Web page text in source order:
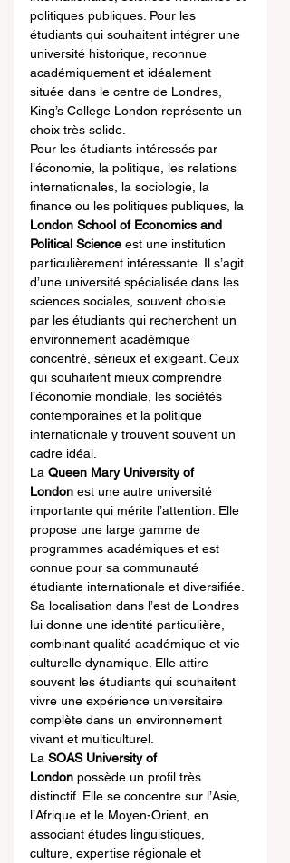
politiques publiques. Pour les
étudiants qui souhaitent intégrer une
université historique, reconnue
académiquement et idéalement
située dans le centre de Londres,
King’s College London représente un
choix très solide.
Pour les étudiants intéressés par
l’économie, la politique, les relations
internationales, la sociologie, la
finance ou les politiques publiques, la
London School of Economics and
Political Science est une institution
particulièrement intéressante. Il s’agit
d’une université spécialisée dans les
sciences sociales, souvent choisie
par les étudiants qui recherchent un
environnement académique
concentré, sérieux et exigeant. Ceux
qui souhaitent mieux comprendre
l’économie mondiale, les sociétés
contemporaines et la politique
internationale y trouvent souvent un
cadre idéal.
La Queen Mary University of
London est une autre université
importante qui mérite l’attention. Elle
propose une large gamme de
programmes académiques et est
connue pour sa communauté
étudiante internationale et diversifiée.
Sa localisation dans l’est de Londres
lui donne une identité particulière,
combinant qualité académique et vie
culturelle dynamique. Elle attire
souvent les étudiants qui souhaitent
vivre une expérience universitaire
complète dans un environnement
vivant et multiculturel.
La SOAS University of
London possède un profil très
distinctif. Elle se concentre sur l’Asie,
l’Afrique et le Moyen-Orient, en
associant études linguistiques,
culture, expertise régionale et